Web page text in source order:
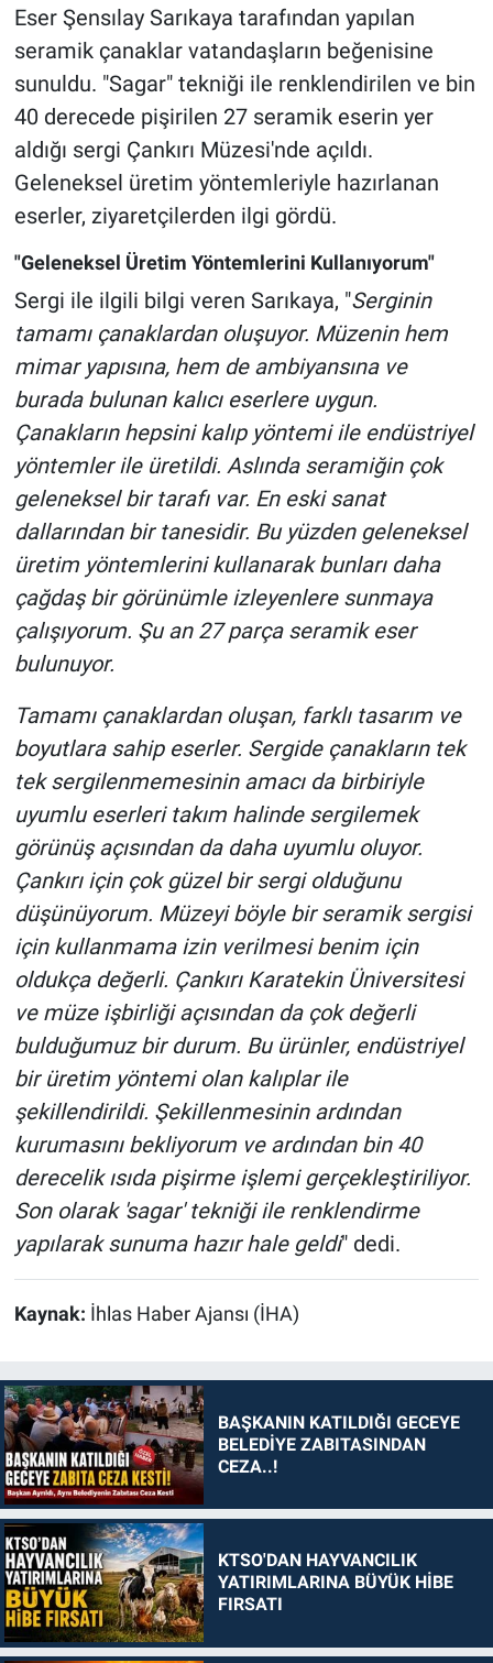
Eser Şensılay Sarıkaya tarafından yapılan
seramik çanaklar vatandaşların beğenisine
sunuldu. "Sagar" tekniği ile renklendirilen ve bin
40 derecede pişirilen 27 seramik eserin yer
aldığı sergi Çankırı Müzesi'nde açıldı.
Geleneksel üretim yöntemleriyle hazırlanan
eserler, ziyaretçilerden ilgi gördü.
"Geleneksel Üretim Yöntemlerini Kullanıyorum"
Sergi ile ilgili bilgi veren Sarıkaya, "Serginin
tamamı çanaklardan oluşuyor. Müzenin hem
mimar yapısına, hem de ambiyansına ve
burada bulunan kalıcı eserlere uygun.
Çanakların hepsini kalıp yöntemi ile endüstriyel
yöntemler ile üretildi. Aslında seramiğin çok
geleneksel bir tarafı var. En eski sanat
dallarından bir tanesidir. Bu yüzden geleneksel
üretim yöntemlerini kullanarak bunları daha
çağdaş bir görünümle izleyenlere sunmaya
çalışıyorum. Şu an 27 parça seramik eser
bulunuyor.
Tamamı çanaklardan oluşan, farklı tasarım ve
boyutlara sahip eserler. Sergide çanakların tek
tek sergilenmemesinin amacı da birbiriyle
uyumlu eserleri takım halinde sergilemek
görünüş açısından da daha uyumlu oluyor.
Çankırı için çok güzel bir sergi olduğunu
düşünüyorum. Müzeyi böyle bir seramik sergisi
için kullanmama izin verilmesi benim için
oldukça değerli. Çankırı Karatekin Üniversitesi
ve müze işbirliği açısından da çok değerli
bulduğumuz bir durum. Bu ürünler, endüstriyel
bir üretim yöntemi olan kalıplar ile
şekillendirildi. Şekillenmesinin ardından
kurumasını bekliyorum ve ardından bin 40
derecelik ısıda pişirme işlemi gerçekleştiriliyor.
Son olarak 'sagar' tekniği ile renklendirme
yapılarak sunuma hazır hale geldi" dedi.
Kaynak: İhlas Haber Ajansı (İHA)
BAŞKANIN KATILDIĞI GECEYE
BELEDİYE ZABITASINDAN
CEZA..!
KTSO'DAN HAYVANCILIK
YATIRIMLARINA BÜYÜK HİBE
FIRSATI